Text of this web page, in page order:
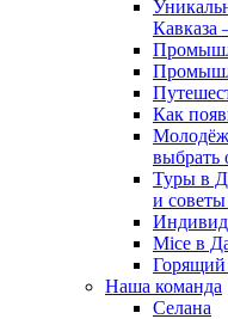
Кавказа
Как
выбрать
Туры в
и
Mice в
Горящий
Наша команда
Селана